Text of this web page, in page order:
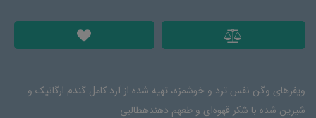
ویفرهای وگن نفس ترد و خوشمزه، تهیه شده از آرد کامل گندم ارگانیک و
شیرین شده با شکر قهوه‌ای و طعهم دهندهطالبی